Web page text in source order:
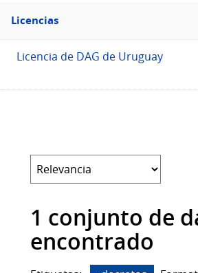
Filtro
Licencias
Licencias
Licencia de DAG de Uruguay
1 conjunto de
encontrado